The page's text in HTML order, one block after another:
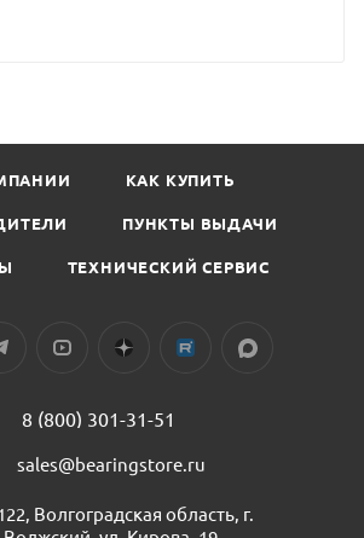
КАК КУПИТЬ
ПУНКТЫ ВЫДАЧИ
ТЕХНИЧЕСКИЙ СЕРВИС
8 (800) 301-31-51
sales@bearingstore.ru
Волгоградская область, г.